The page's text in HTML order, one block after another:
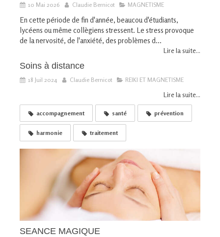
10 Mai 2026 Claudie Bernicot MAGNETISME
En cette période de fin d'année, beaucou d'étudiants,
lycéens ou même collègiens stressent. Le stress provoque
de la nervosité, de l'anxiété, des problèmes d...
Lire la suite...
Soins à distance
18 Juil 2024 Claudie Bernicot REIKI ET MAGNETISME
Lire la suite...
accompagnement santé prévention
harmonie traitement
SEANCE MAGIQUE